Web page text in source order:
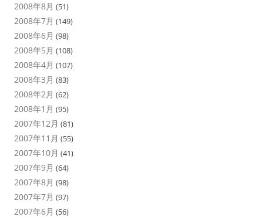
2008年8月 (51)
2008年7月 (149)
2008年6月 (98)
2008年5月 (108)
2008年4月 (107)
2008年3月 (83)
2008年2月 (62)
2008年1月 (95)
2007年12月 (81)
2007年11月 (55)
2007年10月 (41)
2007年9月 (64)
2007年8月 (98)
2007年7月 (97)
2007年6月 (56)